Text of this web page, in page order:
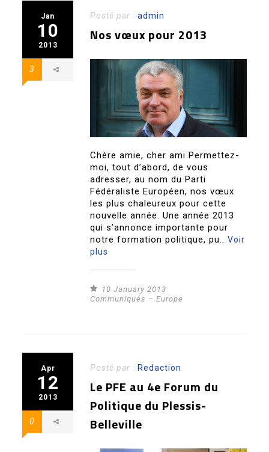
Jan
10
2013
3
Posté par :admin
Nos vœux pour 2013
Chère amie, cher ami Permettez-
moi, tout d’abord, de vous
adresser, au nom du Parti
Fédéraliste Européen, nos vœux
les plus chaleureux pour cette
nouvelle année. Une année 2013
qui s’annonce importante pour
notre formation politique, pu..Voir
plus
10 January 2013
Communiqués – Europe
Apr
12
2013
0
Posté par : Redaction
Le PFE au 4e Forum du
Politique du Plessis-
Belleville